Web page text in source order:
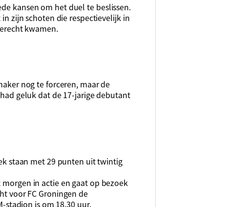
kansen om het duel te beslissen.
zijn schoten die respectievelijk in
kwamen.
nog te forceren, maar de
geluk dat de 17-jarige debutant
staan met 29 punten uit twintig
in actie en gaat op bezoek
voor FC Groningen de
stadion is om 18.30 uur.